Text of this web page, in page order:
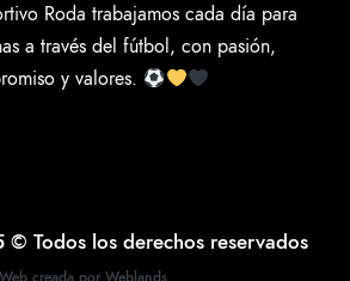
Roda trabajamos cada día para
a través del fútbol, con pasión,
y valores.
© Todos los derechos reservados